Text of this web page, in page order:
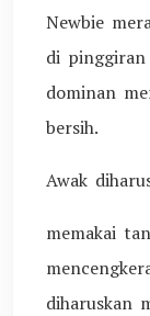
Newbie
di
dominan
bersih.
Awak
memakai
diharuskan